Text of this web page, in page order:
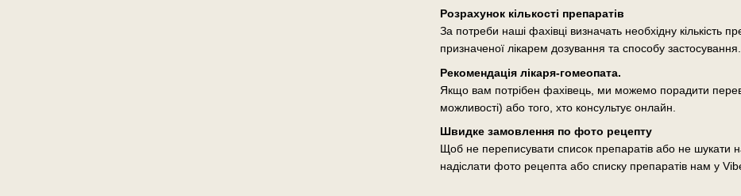
Розрахунок кількості препаратів
За потреби наші фахівці визначать необхідну кількість
призначеної лікарем дозування та способу застосування.
Рекомендація лікаря-гомеопата.
Якщо вам потрібен фахівець, ми можемо порадити
можливості) або того, хто консультує онлайн.
Швидке замовлення по фото рецепту
Щоб не переписувати список препаратів або не шукати
надіслати фото рецепта або списку препаратів нам у